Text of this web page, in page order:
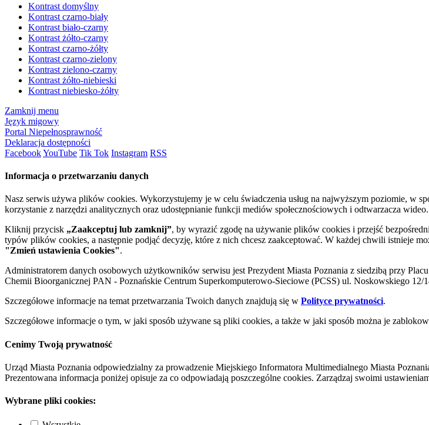
Kontrast domyślny
Kontrast czarno-biały
Kontrast biało-czarny
Kontrast żółto-czarny
Kontrast czarno-żółty
Kontrast czarno-zielony
Kontrast zielono-czarny
Kontrast żółto-niebieski
Kontrast niebiesko-żółty
Zamknij menu
Język migowy
Portal Niepełnosprawność
Deklaracja dostępności
FacebookYouTube Tik Tok Instagram RSS
Informacja o przetwarzaniu danych
Nasz serwis używa plików cookies. Wykorzystujemy je w celu świadczenia usług na najwyższym poziomie,
korzystanie z narzędzi analitycznych oraz udostępnianie funkcji mediów społecznościowych i odtwarzacza wideo.
Kliknij przycisk „Zaakceptuj lub zamknij”, by wyrazić zgodę na używanie plików cookies i przejść
typów plików cookies, a następnie podjąć decyzję, które z nich chcesz zaakceptować. W każdej chwili istnieje
"Zmień ustawienia Cookies".
Administratorem danych osobowych użytkowników serwisu jest Prezydent Miasta Poznania z siedzibą przy
Chemii Bioorganicznej PAN - Poznańskie Centrum Superkomputerowo-Sieciowe (PCSS) ul. Noskowskiego 12/
Szczegółowe informacje na temat przetwarzania Twoich danych znajdują się w Polityce prywatności.
Szczegółowe informacje o tym, w jaki sposób używane są pliki cookies, a także w jaki sposób można je
Cenimy Twoją prywatność
Urząd Miasta Poznania odpowiedzialny za prowadzenie Miejskiego Informatora Multimedialnego Miasta
Prezentowana informacja poniżej opisuje za co odpowiadają poszczególne cookies. Zarządzaj swoimi
Wybrane pliki cookies: